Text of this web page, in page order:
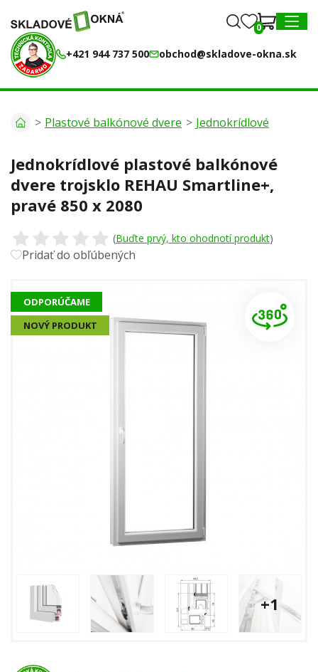
0
+421 944 737 500 obchod@skladove-okna.sk
0
Plastové balkónové dvere Jednokrídlové
Jednokrídlové plastové balkónové
dvere trojsklo REHAU Smartline+,
pravé 850 x 2080
(Buďte prvý, kto ohodnotí produkt)
Pridať do obľúbených
ODPORÚČAME
NOVÝ PRODUKT
+1